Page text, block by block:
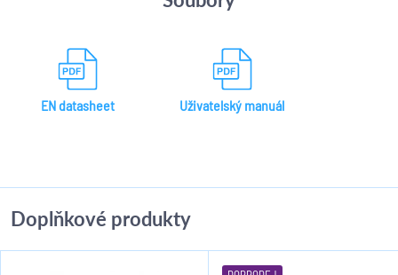
EN datasheet Uživatelský manuál
Doplňkové produkty